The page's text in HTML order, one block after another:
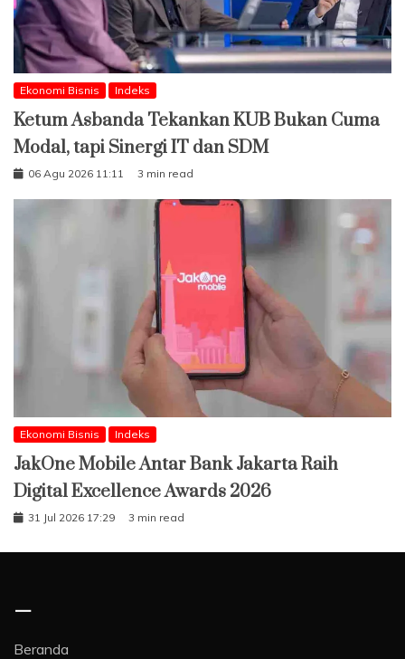
Ekonomi Bisnis Indeks
Ketum Asbanda Tekankan KUB Bukan Cuma
Modal, tapi Sinergi IT dan SDM
06 Agu 2026 11:11 3 min read
Ekonomi Bisnis Indeks
JakOne Mobile Antar Bank Jakarta Raih
Digital Excellence Awards 2026
31 Jul 2026 17:29 3 min read
–
Beranda